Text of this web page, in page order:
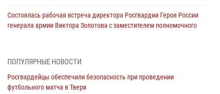
Состоялась рабочая встреча директора Росгвардии Героя России
генерала армии Виктора Золотова с заместителем полномочного
31 июля 2026, 05:42 4
Росгвардейцы в Твери приняли участие в молебне, посвященном
Дню Крещения Руси
ПОПУЛЯРНЫЕ НОВОСТИ
Росгвардейцы обеспечили безопасность при проведении
футбольного матча в Твери